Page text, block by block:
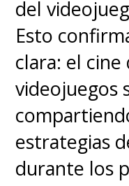
del
Esto
clara: el
videojuegos
estrategias
durante los